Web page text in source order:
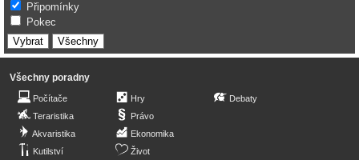
Připomínky
Pokec
Všechny poradny
Počítače
Teraristika
Akvaristika
Kutilství
Hry
Právo
Ekonomika
Život
Debaty